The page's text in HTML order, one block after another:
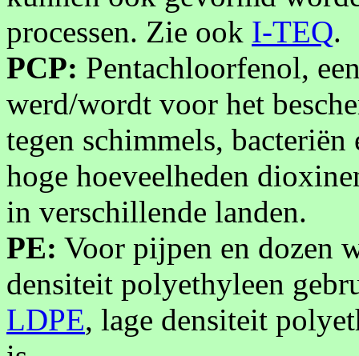
processen. Zie ook I-TEQ.
PCP: Pentachloorfenol,
werd/wordt voor het
tegen schimmels,
hoge hoeveelheden
in verschillende landen.
PE: Voor pijpen en dozen
densiteit polyethyleen
LDPE, lage densiteit